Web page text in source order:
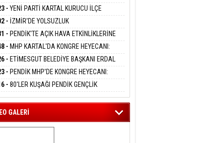
BAŞARSLAN
Kaynas
AYLIĞI FARKLARI 7 AĞUSTOS'TA
GEÇİYOR
- YENİ PARTİ KARTAL KURUCU İLÇE
MERT POLAT OLDU
- İZMİR'DE YOLSUZLUK
BELEDİYE BAŞKANI
ÇİÇEK DAHİL 13 KİŞİ GÖZALTINDA
- PENDİK'TE AÇIK HAVA ETKİNLİKLERİNE
İLGİ:10 BİN ÇOCUK KATILIM SAĞLADI
- MHP KARTAL'DA KONGRE HEYECANI:
UZUNKAYA'DAN ANLAMLI DAVET
- ETİMESGUT BELEDİYE BAŞKANI ERDAL
TUTUKLANDI
- PENDİK MHP'DE KONGRE HEYECANI:
BULUŞMA 8 AĞUSTOS'TA YAPILACAK
- 80'LER KUŞAĞI PENDİK GENÇLİK
BULUŞTU
GALERİ